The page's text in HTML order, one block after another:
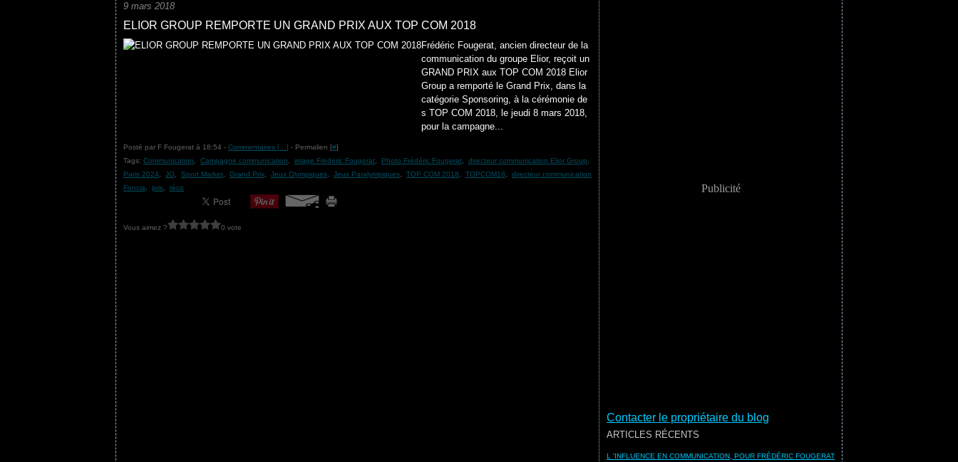
9 mars 2018
ELIOR GROUP REMPORTE UN GRAND PRIX AUX TOP COM 2018
Frédéric Fougerat, ancien directeur de la
communication du groupe Elior, reçoit un
GRAND PRIX aux TOP COM 2018 Elior
Group a remporté le Grand Prix, dans la
catégorie Sponsoring, à la cérémonie de
s TOP COM 2018, le jeudi 8 mars 2018,
pour la campagne...
Posté par F Fougerat à 18:54 - Commentaires [ ] - Permalien [#]
Tags: Communication Campagne communication image Frederic Fougerat Photo Frédéric Fougerat directeur communication Elior Group
Paris 2024
JO Sport Market Grand Prix Jeux Olympiques Jeux Paralympiques TOP COM 2018 TOPCOM18
directeur communication
Foncia
prix réco
Vous aimez ? 0 vote
Publicité
Contacter le propriétaire du blog
ARTICLES RÉCENTS
L 'INFLUENCE EN COMMUNICATION, POUR FRÉDÉRIC FOUGERAT